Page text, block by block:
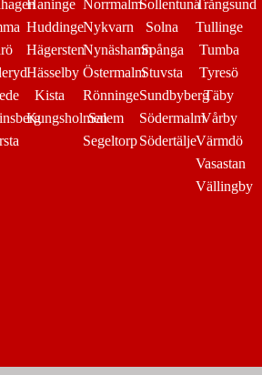
Haninge
Huddinge
Hägersten
Hässelby
Kista
Kungsholmen
Norrmalm
Nykvarn
Nynäshamn
Östermalm
Rönninge
Salem
Segeltorp
Sollentuna
Solna
Spånga
Stuvsta
Sundbyberg
Södermalm
Södertälje
Trångsund
Tullinge
Tumba
Tyresö
Täby
Vårby
Värmdö
Vasastan
Vällingby